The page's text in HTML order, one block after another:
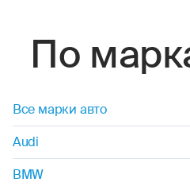
По
Все марки авто
Audi
BMW